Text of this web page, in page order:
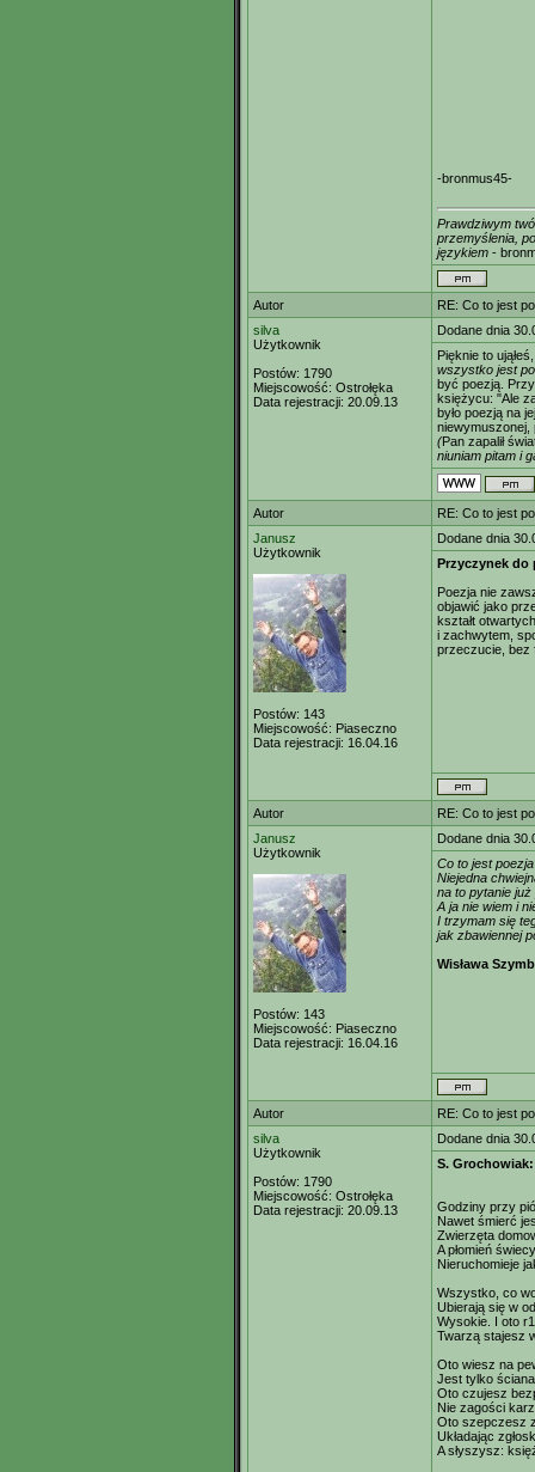
-bronmus45-
Prawdziwym
przemyślenia,
językiem -
Autor
RE: Co to jest
silva
Użytkownik
Postów: 1790
Miejscowość: Ostrołęka
Data rejestracji: 20.09.13
Dodane dnia
Pięknie to
wszystko jest
być poezją.
księżycu: "Ale
było poezją na
niewymuszonej,
(Pan zapalił
niuniam pitam i
Autor
RE: Co to jest
Janusz
Użytkownik
Postów: 143
Miejscowość: Piaseczno
Data rejestracji: 16.04.16
Dodane dnia
Przyczynek do
Poezja nie
objawić jako
kształt
i zachwytem,
przeczucie, bez
Autor
RE: Co to jest
Janusz
Użytkownik
Postów: 143
Miejscowość: Piaseczno
Data rejestracji: 16.04.16
Dodane dnia
Co to jest
Niejedna
na to pytanie już
A ja nie wiem i
I trzymam się
jak zbawiennej
Wisława
Autor
RE: Co to jest
silva
Użytkownik
Postów: 1790
Miejscowość: Ostrołęka
Data rejestracji: 20.09.13
Dodane dnia
S.
Godziny przy
Nawet śmierć
Zwierzęta
A płomień świecy
Nieruchomieje
Wszystko, co
Ubierają się w
Wysokie. I oto
Twarzą stajesz
Oto wiesz na
Jest tylko
Oto czujesz
Nie zagości
Oto szepczesz
Układając
A słyszysz: